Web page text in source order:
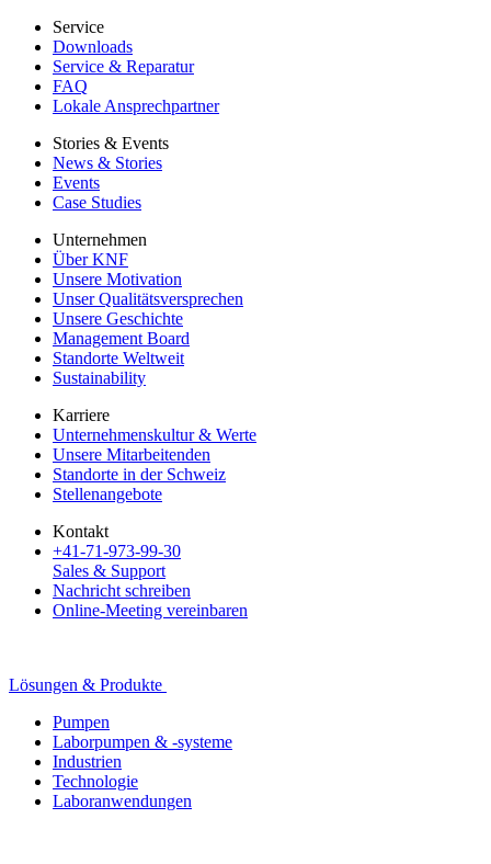
Service
Downloads
Service & Reparatur
FAQ
Lokale Ansprechpartner
Stories & Events
News & Stories
Events
Case Studies
Unternehmen
Über KNF
Unsere Motivation
Unser Qualitätsversprechen
Unsere Geschichte
Management Board
Standorte Weltweit
Sustainability
Karriere
Unternehmenskultur & Werte
Unsere Mitarbeitenden
Standorte in der Schweiz
Stellenangebote
Kontakt
+41-71-973-99-30
Sales & Support
Nachricht schreiben
Online-Meeting vereinbaren
Lösungen & Produkte
Pumpen
Laborpumpen & -systeme
Industrien
Technologie
Laboranwendungen